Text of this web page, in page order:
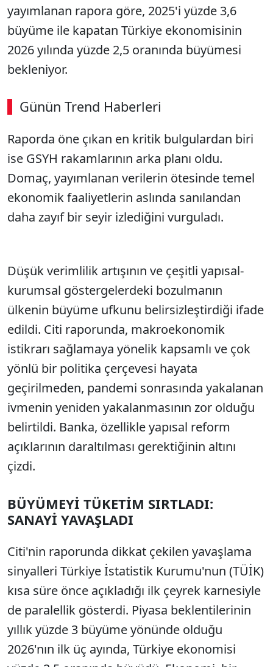
yayımlanan rapora göre, 2025'i yüzde 3,6
büyüme ile kapatan Türkiye ekonomisinin
2026 yılında yüzde 2,5 oranında büyümesi
bekleniyor.
Günün Trend Haberleri
Raporda öne çıkan en kritik bulgulardan biri
ise GSYH rakamlarının arka planı oldu.
Domaç, yayımlanan verilerin ötesinde temel
ekonomik faaliyetlerin aslında sanılandan
daha zayıf bir seyir izlediğini vurguladı.
Düşük verimlilik artışının ve çeşitli yapısal-
kurumsal göstergelerdeki bozulmanın
ülkenin büyüme ufkunu belirsizleştirdiği ifade
edildi. Citi raporunda, makroekonomik
istikrarı sağlamaya yönelik kapsamlı ve çok
yönlü bir politika çerçevesi hayata
geçirilmeden, pandemi sonrasında yakalanan
ivmenin yeniden yakalanmasının zor olduğu
belirtildi. Banka, özellikle yapısal reform
açıklarının daraltılması gerektiğinin altını
çizdi.
BÜYÜMEYİ TÜKETİM SIRTLADI:
SANAYİ YAVAŞLADI
Citi'nin raporunda dikkat çekilen yavaşlama
sinyalleri Türkiye İstatistik Kurumu'nun (TÜİK)
kısa süre önce açıkladığı ilk çeyrek karnesiyle
de paralellik gösterdi. Piyasa beklentilerinin
yıllık yüzde 3 büyüme yönünde olduğu
2026'nın ilk üç ayında, Türkiye ekonomisi